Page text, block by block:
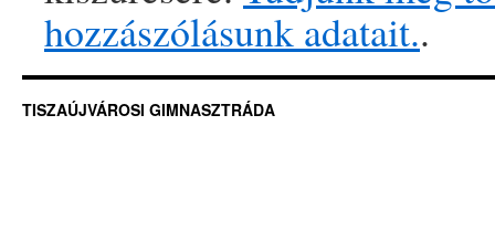
hozzászólásunk adatait..
TISZAÚJVÁROSI GIMNASZTRÁDA